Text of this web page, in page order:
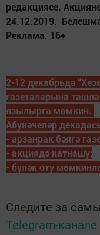
редакциясе.
24.12.2019.
Реклама. 16+
2-12 декабрьдә
газеталарына
язылырга мөмкин.
Абунәчеләр
- арзанрак бәягә
- акциядә катнашу;
- бүләк оту
Следите за
Telegram-канале